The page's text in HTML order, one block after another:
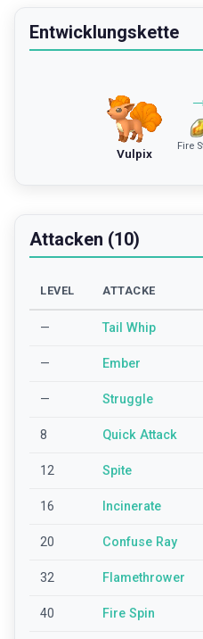
Entwicklungskette
Vulpix
Fire
Attacken (10)
LEVEL ATTACKE
— Tail Whip
— Ember
— Struggle
8 Quick Attack
12 Spite
16 Incinerate
20 Confuse Ray
32 Flamethrower
40 Fire Spin